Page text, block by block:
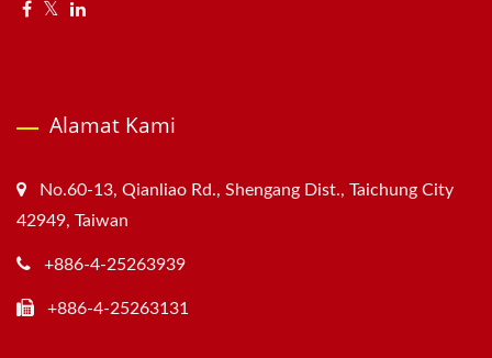
Alamat Kami
No.60-13, Qianliao Rd., Shengang Dist., Taichung City
42949, Taiwan
+886-4-25263939
+886-4-25263131